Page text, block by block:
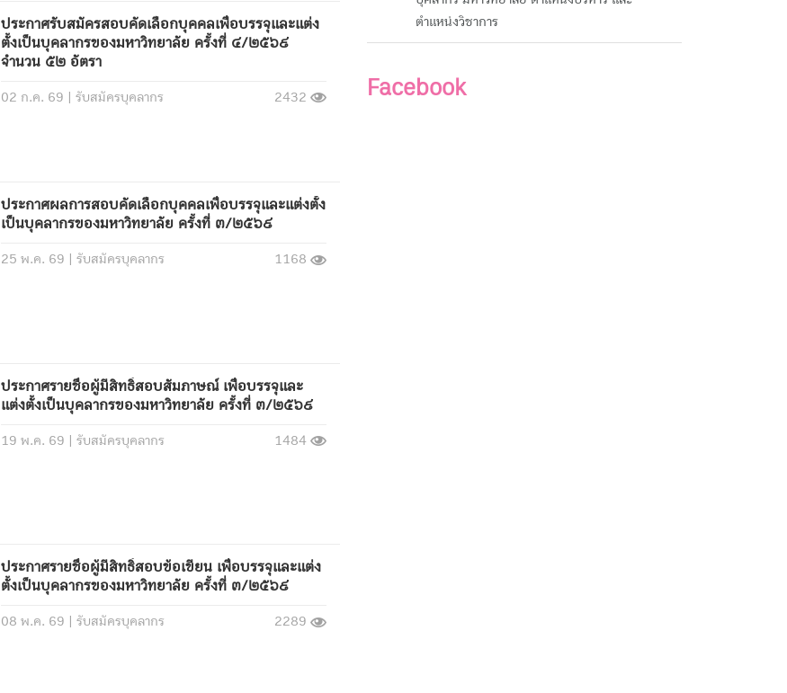
ประกาศรับสมัครสอบคัดเลือกบุคคลเพื่อบรรจุและแต่ง
ตั้งเป็นบุคลากรของมหาวิทยาลัย ครั้งที่ ๔/๒๕๖๙
จำนวน ๕๒ อัตรา
02 ก.ค. 69 | รับสมัครบุคลากร 2432
ประกาศผลการสอบคัดเลือกบุคคลเพื่อบรรจุและแต่งตั้ง
เป็นบุคลากรของมหาวิทยาลัย ครั้งที่ ๓/๒๕๖๙
25 พ.ค. 69 | รับสมัครบุคลากร 1168
ประกาศรายชื่อผู้มีสิทธิ์สอบสัมภาษณ์ เพื่อบรรจุและ
แต่งตั้งเป็นบุคลากรของมหาวิทยาลัย ครั้งที่ ๓/๒๕๖๙
19 พ.ค. 69 | รับสมัครบุคลากร 1484
ประกาศรายชื่อผู้มีสิทธิ์สอบข้อเขียน เพื่อบรรจุและแต่ง
ตั้งเป็นบุคลากรของมหาวิทยาลัย ครั้งที่ ๓/๒๕๖๙
08 พ.ค. 69 | รับสมัครบุคลากร 2289
ตำแหน่งวิชาการ
Facebook